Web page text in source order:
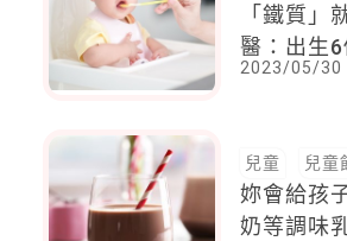
「鐵質」
醫：出生6
消耗殆盡
2023/05/30
兒童 兒童
妳會給孩
奶等調味